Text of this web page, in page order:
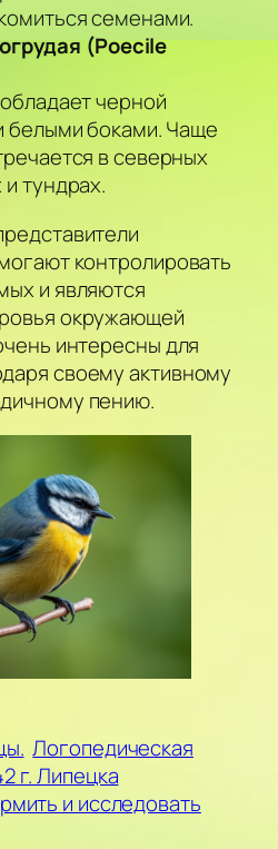
семенами.
(Poecile
черной
белыми боками. Чаще
в северных
тундрах.
контролировать
и являются
окружающей
интересны для
своему активному
пению.
Логопедическая
г. Липецка
и исследовать